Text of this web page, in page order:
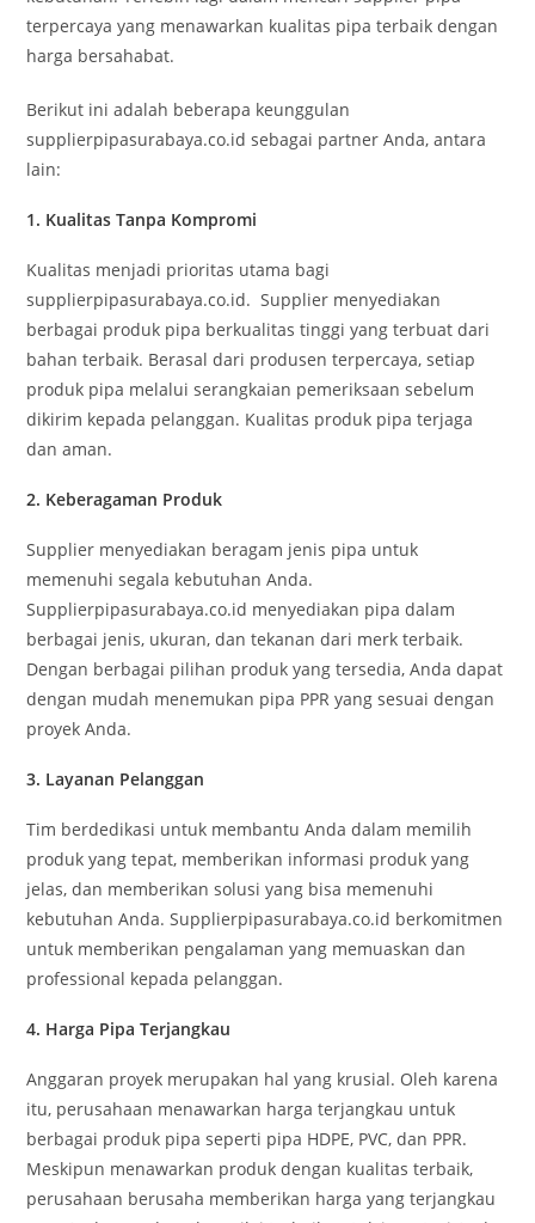
terpercaya yang menawarkan kualitas pipa terbaik dengan
harga bersahabat.
Berikut ini adalah beberapa keunggulan
supplierpipasurabaya.co.id sebagai partner Anda, antara
lain:
1. Kualitas Tanpa Kompromi
Kualitas menjadi prioritas utama bagi
supplierpipasurabaya.co.id. Supplier menyediakan
berbagai produk pipa berkualitas tinggi yang terbuat dari
bahan terbaik. Berasal dari produsen terpercaya, setiap
produk pipa melalui serangkaian pemeriksaan sebelum
dikirim kepada pelanggan. Kualitas produk pipa terjaga
dan aman.
2. Keberagaman Produk
Supplier menyediakan beragam jenis pipa untuk
memenuhi segala kebutuhan Anda.
Supplierpipasurabaya.co.id menyediakan pipa dalam
berbagai jenis, ukuran, dan tekanan dari merk terbaik.
Dengan berbagai pilihan produk yang tersedia, Anda dapat
dengan mudah menemukan pipa PPR yang sesuai dengan
proyek Anda.
3. Layanan Pelanggan
Tim berdedikasi untuk membantu Anda dalam memilih
produk yang tepat, memberikan informasi produk yang
jelas, dan memberikan solusi yang bisa memenuhi
kebutuhan Anda. Supplierpipasurabaya.co.id berkomitmen
untuk memberikan pengalaman yang memuaskan dan
professional kepada pelanggan.
4. Harga Pipa Terjangkau
Anggaran proyek merupakan hal yang krusial. Oleh karena
itu, perusahaan menawarkan harga terjangkau untuk
berbagai produk pipa seperti pipa HDPE, PVC, dan PPR.
Meskipun menawarkan produk dengan kualitas terbaik,
perusahaan berusaha memberikan harga yang terjangkau